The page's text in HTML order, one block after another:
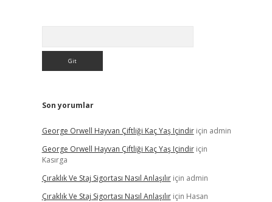
Son yorumlar
George Orwell Hayvan Çiftliği Kaç Yaş Içindiriçin admin
George Orwell Hayvan Çiftliği Kaç Yaş Içindiriçin
Kasırga
Çıraklık Ve Staj Sigortası Nasıl Anlaşılıriçin admin
Çıraklık Ve Staj Sigortası Nasıl Anlaşılıriçin Hasan